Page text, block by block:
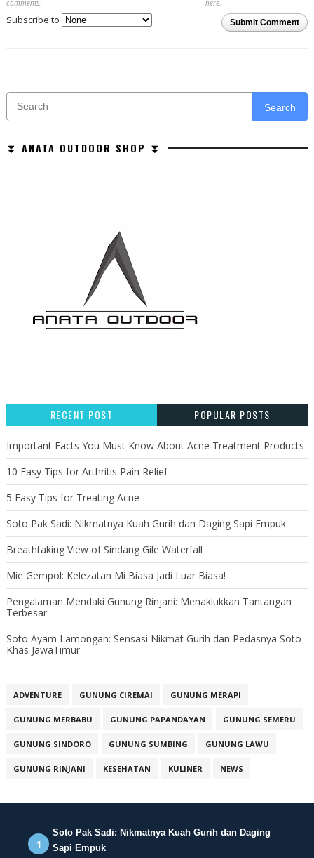
comments.
here.
Submit Comment
Subscribe to
Search
⏬ ANATA OUTDOOR SHOP ⏬
RECENT POST POPULAR POSTS
Important Facts You Must Know About Acne Treatment Products
10 Easy Tips for Arthritis Pain Relief
5 Easy Tips for Treating Acne
Soto Pak Sadi: Nikmatnya Kuah Gurih dan Daging Sapi Empuk
Breathtaking View of Sindang Gile Waterfall
Mie Gempol: Kelezatan Mi Biasa Jadi Luar Biasa!
Pengalaman Mendaki Gunung Rinjani: Menaklukkan Tantangan
Terbesar
Soto Ayam Lamongan: Sensasi Nikmat Gurih dan Pedasnya Soto
Khas JawaTimur
ADVENTURE GUNUNG CIREMAI GUNUNG MERAPI
GUNUNG MERBABU GUNUNG PAPANDAYAN GUNUNG SEMERU
GUNUNG SINDORO GUNUNG SUMBING GUNUNG LAWU
GUNUNG RINJANI KESEHATAN KULINER NEWS
Soto Pak Sadi: Nikmatnya Kuah Gurih dan Daging
Sapi Empuk